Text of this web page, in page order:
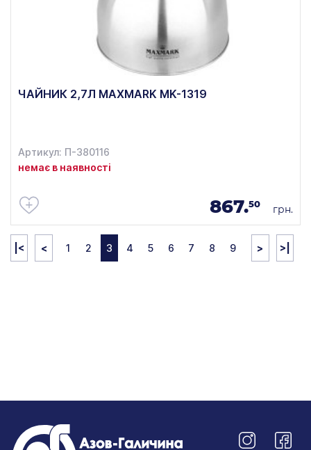
ЧАЙНИК 2,7Л MAXMARK MK-1319
Артикул: П-380116
немає в наявності
867.50 грн.
|< < 1 2 3 4 5 6 7 8 9 > >|